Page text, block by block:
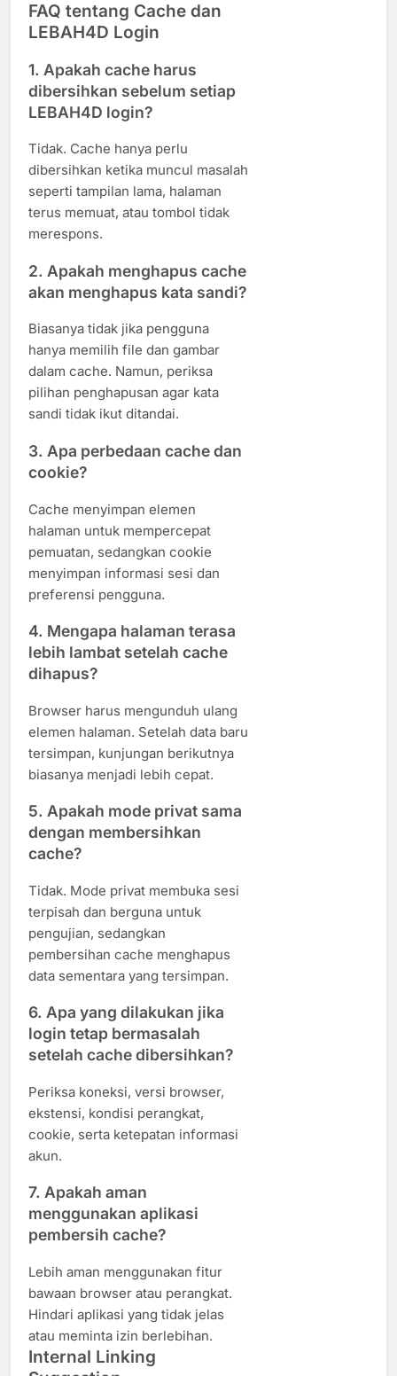
FAQ tentang Cache dan
LEBAH4D Login
1. Apakah cache harus
dibersihkan sebelum setiap
LEBAH4D login?
Tidak. Cache hanya perlu
dibersihkan ketika muncul masalah
seperti tampilan lama, halaman
terus memuat, atau tombol tidak
merespons.
2. Apakah menghapus cache
akan menghapus kata sandi?
Biasanya tidak jika pengguna
hanya memilih file dan gambar
dalam cache. Namun, periksa
pilihan penghapusan agar kata
sandi tidak ikut ditandai.
3. Apa perbedaan cache dan
cookie?
Cache menyimpan elemen
halaman untuk mempercepat
pemuatan, sedangkan cookie
menyimpan informasi sesi dan
preferensi pengguna.
4. Mengapa halaman terasa
lebih lambat setelah cache
dihapus?
Browser harus mengunduh ulang
elemen halaman. Setelah data baru
tersimpan, kunjungan berikutnya
biasanya menjadi lebih cepat.
5. Apakah mode privat sama
dengan membersihkan
cache?
Tidak. Mode privat membuka sesi
terpisah dan berguna untuk
pengujian, sedangkan
pembersihan cache menghapus
data sementara yang tersimpan.
6. Apa yang dilakukan jika
login tetap bermasalah
setelah cache dibersihkan?
Periksa koneksi, versi browser,
ekstensi, kondisi perangkat,
cookie, serta ketepatan informasi
akun.
7. Apakah aman
menggunakan aplikasi
pembersih cache?
Lebih aman menggunakan fitur
bawaan browser atau perangkat.
Hindari aplikasi yang tidak jelas
atau meminta izin berlebihan.
Internal Linking